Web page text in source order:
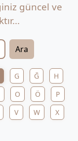
güncel ve
Ara
G Ğ
H
O Ö
P
V W
X